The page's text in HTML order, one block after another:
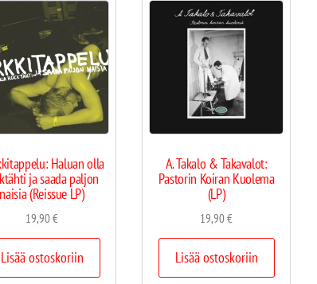
Haluan olla
ja saada paljon
naisia (Reissue LP)
19,90€
Lisää ostoskoriin
A. Takalo & Takavalot:
Pastorin Koiran Kuolema
(LP)
19,90€
Lisää ostoskoriin